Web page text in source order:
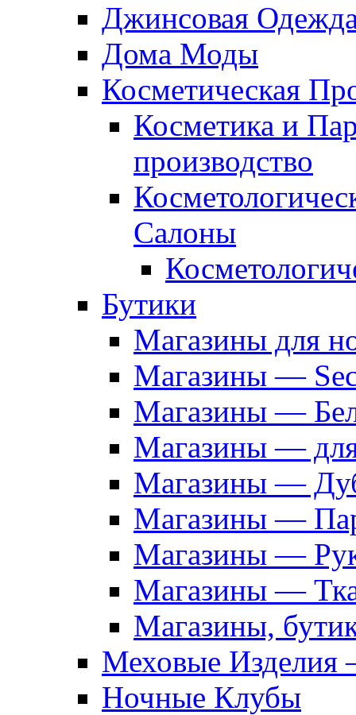
Джинсовая
Дома Моды
Косметическая
Косметика и
производство
Салоны
Бутики
Магазины для
Магазины —
Магазины —
Магазины —
Магазины —
Магазины —
Магазины —
Магазины —
Магазины,
Меховые Изделия
Ночные Клубы